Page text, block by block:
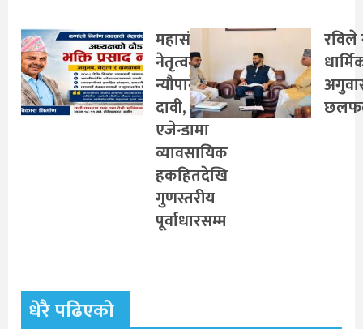
महासंघको
नेतृत्वमा
न्यौपानेको
दावी,
एजेन्डामा
व्यावसायिक
हकहितदेखि
गुणस्तरीय
पूर्वाधारसम्म
रविले
धेरै पढिएको